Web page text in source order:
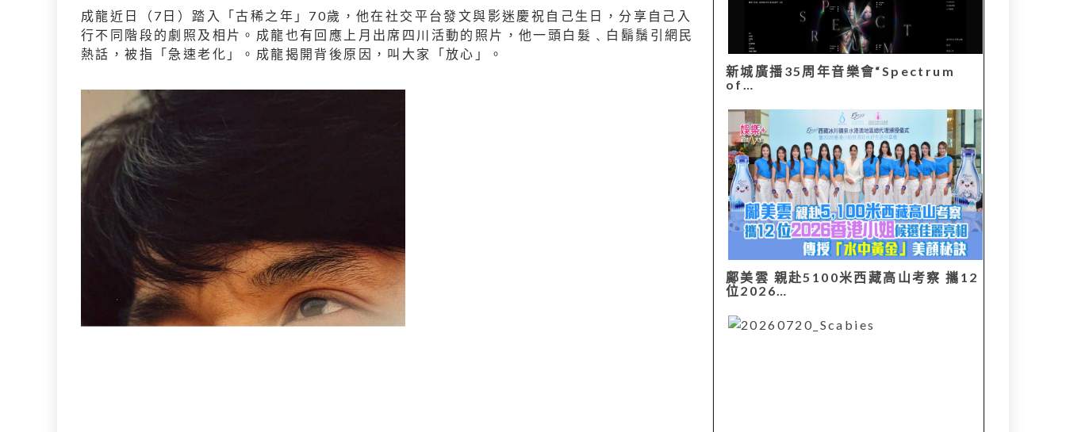
成龍近日（7日）踏入「古稀之年」70歲，他在社交平台發文與影迷慶祝自己生日，分享自己入
行不同階段的劇照及相片。成龍也有回應上月出席四川活動的照片，他一頭白髮﹑白鬍鬚引網民
熱話，被指「急速老化」。成龍揭開背後原因，叫大家「放心」。
新城廣播35周年音樂會“Spectrum
of…
鄺美雲 親赴5100米西藏高山考察 攜12
位2026…